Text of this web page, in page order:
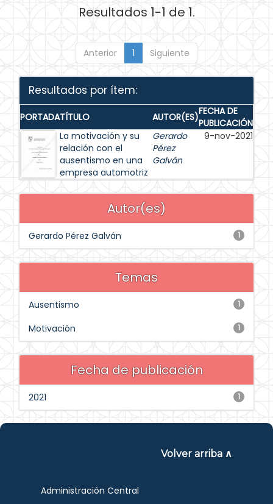
Resultados 1-1 de 1.
Anterior 1 Siguiente
Resultados por ítem:
PORTADATÍTULO AUTOR(ES)FECHA DE
PUBLICACIÓN
La motivación y su
relación con el
ausentismo en una
empresa automotriz
Gerardo
Pérez
Galván
9-nov-2021
Autor(es)
1
Gerardo Pérez Galván
Temas
1
Ausentismo
1
Motivación
Fecha de publicación
1
2021
Volver arriba ∧
Administración Central